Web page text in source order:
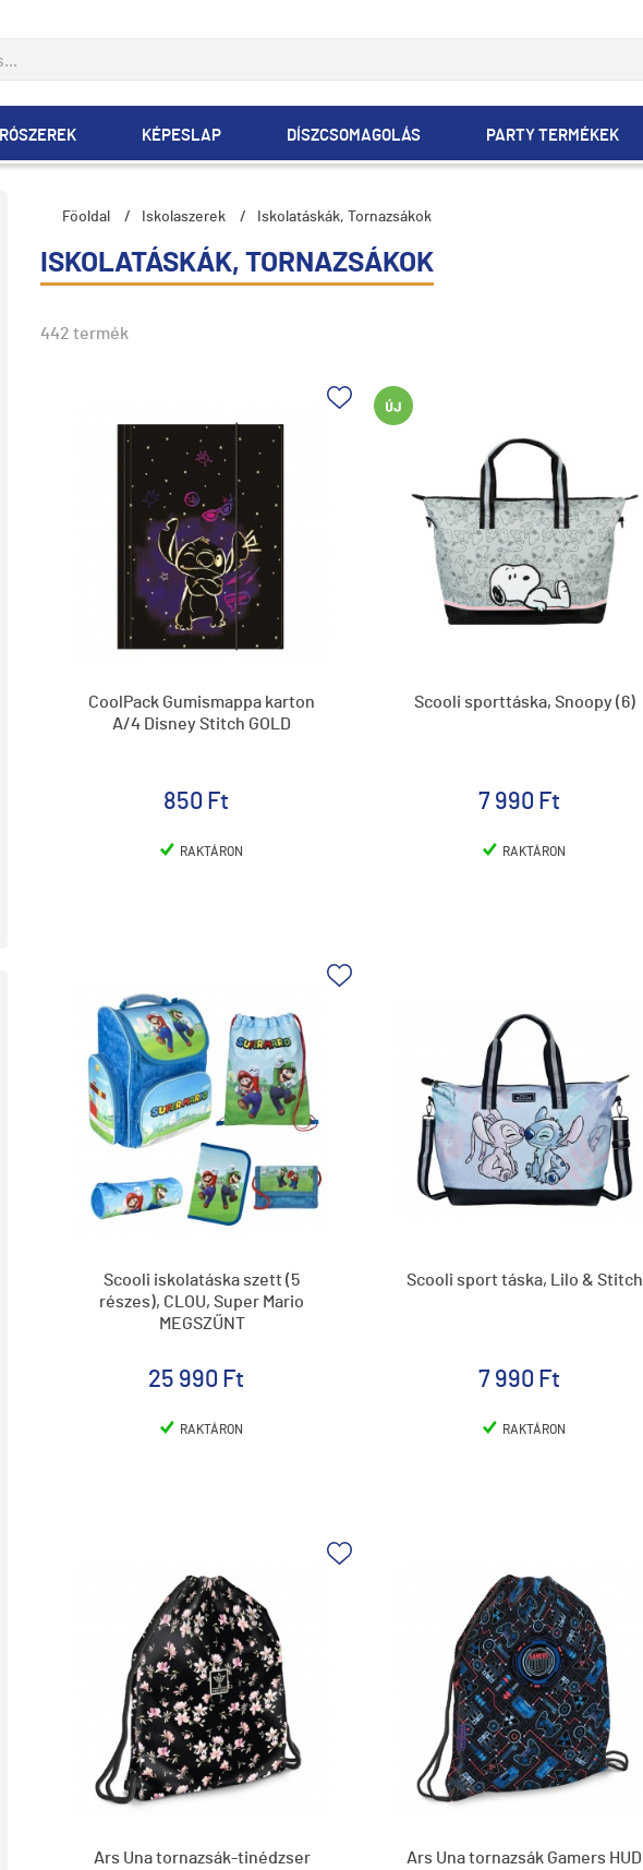
ÍRÓSZEREK KÉPESLAP DÍSZCSOMAGOLÁS PARTY TERMÉKEK
Főoldal / Iskolaszerek / Iskolatáskák, Tornazsákok
ISKOLATÁSKÁK, TORNAZSÁKOK
442 termék
CoolPack Gumismappa karton
A/4 Disney Stitch GOLD
850 Ft
RAKTÁRON
Scooli sporttáska, Snoopy (6)
7 990 Ft
RAKTÁRON
Scooli iskolatáska szett (5
részes), CLOU, Super Mario
MEGSZŰNT
25 990 Ft
RAKTÁRON
Scooli sport táska, Lilo & Stitch
7 990 Ft
RAKTÁRON
Ars Una tornazsák-tinédzser
Ars Una tornazsák Gamers HUD